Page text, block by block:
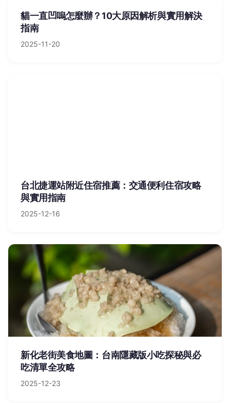
貓一直凹嗚怎麼辦？10大原因解析與實用解決
指南
2025-11-20
台北捷運站附近住宿推薦：交通便利住宿攻略
與實用指南
2025-12-16
新化老街美食地圖：台南隱藏版小吃探秘與必
吃清單全攻略
2025-12-23